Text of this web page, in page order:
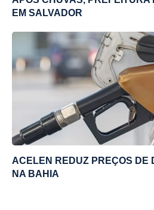
EM SALVADOR
ACELEN REDUZ PREÇOS DE
NA BAHIA